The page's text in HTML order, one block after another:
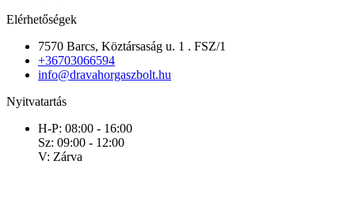
Elérhetőségek
7570 Barcs, Köztársaság u. 1 . FSZ/1
+36703066594
info@dravahorgaszbolt.hu
Nyitvatartás
H-P: 08:00 - 16:00
Sz: 09:00 - 12:00
V: Zárva